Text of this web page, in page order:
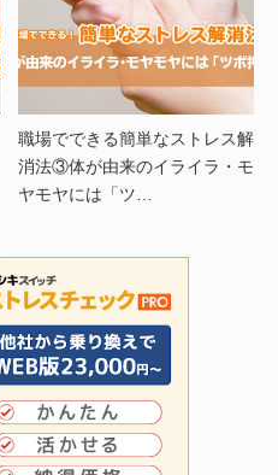
職場でできる簡単なストレス解
消法③体が由来のイライラ・モ
ヤモヤには「ツ…